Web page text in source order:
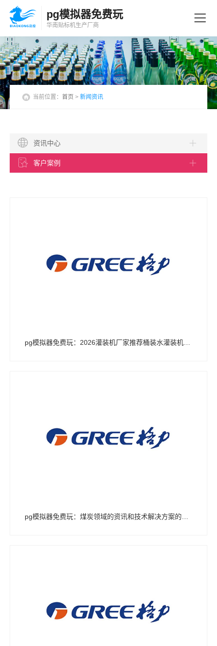
pg模拟器免费玩
华南贴标机生产厂商
当前位置： 首页 > 新闻资讯
资讯中心
客户案例
pg模拟器免费玩：2026灌装机厂家推荐桶装水灌装机纯净水液体大桶厂家优选指南！